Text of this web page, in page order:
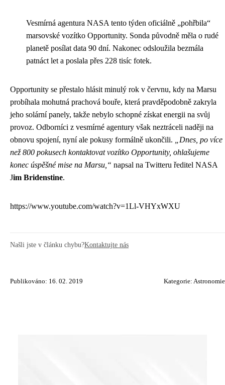
Vesmírná agentura NASA tento týden oficiálně „pohřbila“
marsovské vozítko Opportunity. Sonda původně měla o rudé
planetě posílat data 90 dní. Nakonec odsloužila bezmála
patnáct let a poslala přes 228 tisíc fotek.
Opportunity se přestalo hlásit minulý rok v červnu, kdy na Marsu
probíhala mohutná prachová bouře, která pravděpodobně zakryla
jeho solární panely, takže nebylo schopné získat energii na svůj
provoz. Odborníci z vesmírné agentury však neztráceli naději na
obnovu spojení, nyní ale pokusy formálně ukončili.
„Dnes, po více
než 800 pokusech kontaktovat vozítko Opportunity, ohlašujeme
konec úspěšné mise na Marsu,“ napsal na Twitteru ředitel NASA
Jim Bridenstine.
https://www.youtube.com/watch?v=1Ll-VHYxWXU
Našli jste v článku chybu?Kontaktujte nás
Publikováno: 16. 02. 2019 Kategorie: Astronomie